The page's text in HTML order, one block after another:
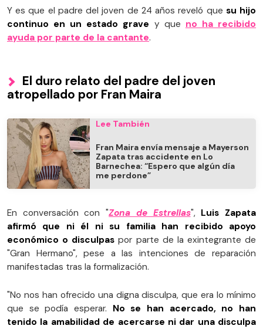
Y es que el padre del joven de 24 años reveló que su hijo
continuo en un estado grave y que no ha recibido
ayuda por parte de la cantante.
El duro relato del padre del joven
atropellado por Fran Maira
Lee También
Fran Maira envía mensaje a Mayerson
Zapata tras accidente en Lo
Barnechea: “Espero que algún día
me perdone”
En conversación con "Zona de Estrellas", Luis Zapata
afirmó que ni él ni su familia han recibido apoyo
económico o disculpaspor parte de la exintegrante de
"Gran Hermano", pese a las intenciones de reparación
manifestadas tras la formalización.
"No nos han ofrecido una digna disculpa, que era lo mínimo
que se podía esperar. No se han acercado, no han
tenido la amabilidad de acercarse ni dar una disculpa